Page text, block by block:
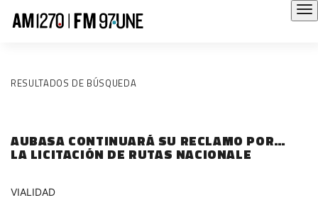
RESULTADOS DE BÚSQUEDA
AUBASA CONTINUARÁ SU RECLAMO POR
LA LICITACIÓN DE RUTAS NACIONALE
VIALIDAD